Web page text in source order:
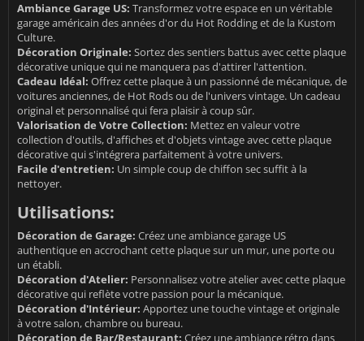
Ambiance Garage US: Transformez votre espace en un véritable
garage américain des années d'or du Hot Rodding et de la Kustom
Culture.
Décoration Originale: Sortez des sentiers battus avec cette plaque
décorative unique qui ne manquera pas d'attirer l'attention.
Cadeau Idéal: Offrez cette plaque à un passionné de mécanique, de
voitures anciennes, de Hot Rods ou de l'univers vintage. Un cadeau
original et personnalisé qui fera plaisir à coup sûr.
Valorisation de Votre Collection: Mettez en valeur votre
collection d'outils, d'affiches et d'objets vintage avec cette plaque
décorative qui s'intégrera parfaitement à votre univers.
Facile d'entretien: Un simple coup de chiffon sec suffit à la
nettoyer.
Utilisations:
Décoration de Garage: Créez une ambiance garage US
authentique en accrochant cette plaque sur un mur, une porte ou
un établi.
Décoration d'Atelier: Personnalisez votre atelier avec cette plaque
décorative qui reflète votre passion pour la mécanique.
Décoration d'Intérieur: Apportez une touche vintage et originale
à votre salon, chambre ou bureau.
Décoration de Bar/Restaurant: Créez une ambiance rétro dans